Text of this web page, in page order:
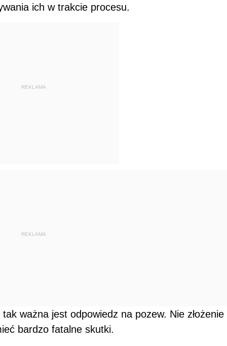
ich w trakcie procesu.
REKLAMA
REKLAMA
ważna jest odpowiedz na pozew. Nie złożenie
bardzo fatalne skutki.